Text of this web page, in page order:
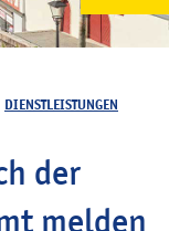
DIENSTLEISTUNGEN
der
melden